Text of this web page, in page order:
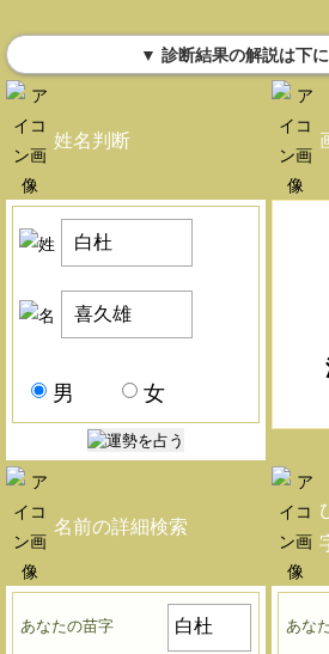
▼ 診断結果の解説は下
姓名判断
男 女
名前の詳細検索
あなたの苗字 あな